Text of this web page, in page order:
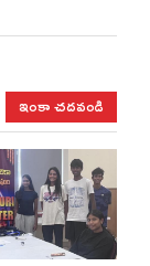
ఇంకా చదవండి